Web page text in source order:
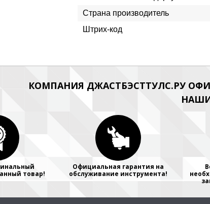
Страна производитель
Штрих-код
КОМПАНИЯ ДЖАСТБЭСТТУЛС.РУ
товар!
Официальная гарантия на
обслуживание инструмента!